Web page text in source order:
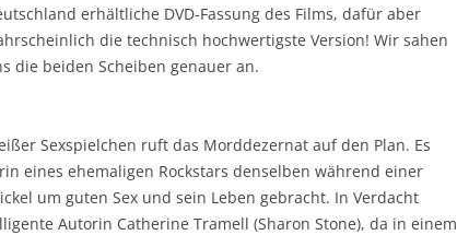
erhältliche DVD-Fassung des Films, dafür aber
die technisch hochwertigste Version! Wir sahen
die beiden Scheiben genauer an.
Sexspielchen ruft das Morddezernat auf den Plan. Es
eines ehemaligen Rockstars denselben während einer
um guten Sex und sein Leben gebracht. In Verdacht
Autorin Catherine Tramell (Sharon Stone), da in einem